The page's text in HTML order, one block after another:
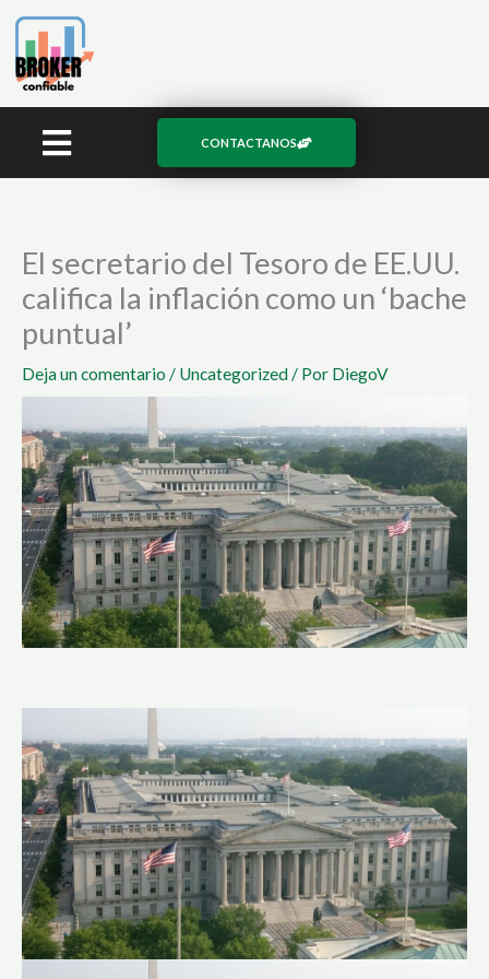
contenido
CONTACTANOS
El secretario del Tesoro de EE.UU.
califica la inflación como un ‘bache
puntual’
Deja un comentario / Uncategorized/ Por DiegoV